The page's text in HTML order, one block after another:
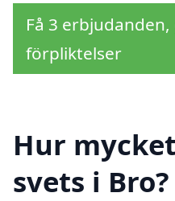
Få 3
förpliktelser
Hur
svets i Bro?